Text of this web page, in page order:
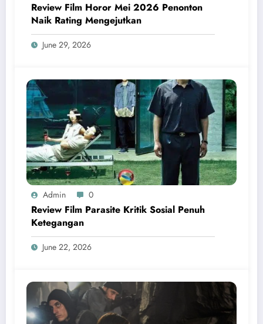
Review Film Horor Mei 2026 Penonton
Naik Rating Mengejutkan
June 29, 2026
Admin 0
Review Film Parasite Kritik Sosial Penuh
Ketegangan
June 22, 2026